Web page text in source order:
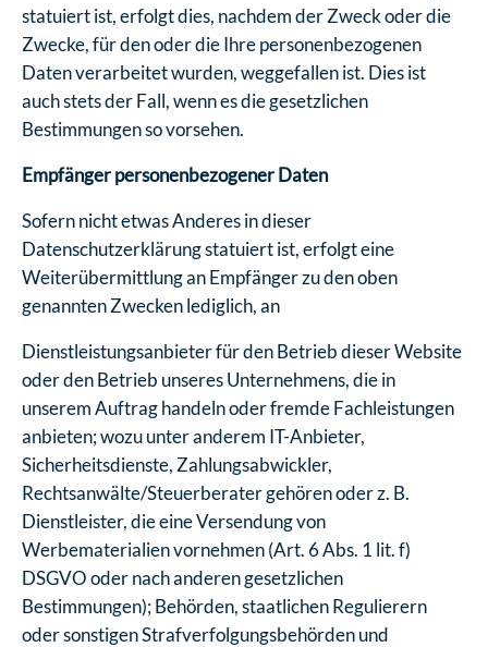
statuiert ist, erfolgt dies, nachdem der Zweck oder die
Zwecke, für den oder die Ihre personenbezogenen
Daten verarbeitet wurden, weggefallen ist. Dies ist
auch stets der Fall, wenn es die gesetzlichen
Bestimmungen so vorsehen.
Empfänger personenbezogener Daten
Sofern nicht etwas Anderes in dieser
Datenschutzerklärung statuiert ist, erfolgt eine
Weiterübermittlung an Empfänger zu den oben
genannten Zwecken lediglich, an
Dienstleistungsanbieter für den Betrieb dieser Website
oder den Betrieb unseres Unternehmens, die in
unserem Auftrag handeln oder fremde Fachleistungen
anbieten; wozu unter anderem IT-Anbieter,
Sicherheitsdienste, Zahlungsabwickler,
Rechtsanwälte/Steuerberater gehören oder z. B.
Dienstleister, die eine Versendung von
Werbematerialien vornehmen (Art. 6 Abs. 1 lit. f)
DSGVO oder nach anderen gesetzlichen
Bestimmungen); Behörden, staatlichen Regulierern
oder sonstigen Strafverfolgungsbehörden und